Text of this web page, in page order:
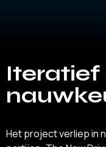
Iteratief
Het project verliep in